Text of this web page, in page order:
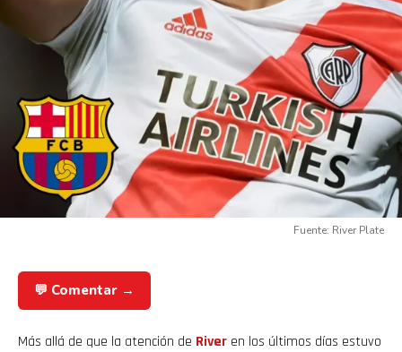
Fuente: River Plate
💬 Comentar →
Más allá de que la atención de River en los últimos días estuvo